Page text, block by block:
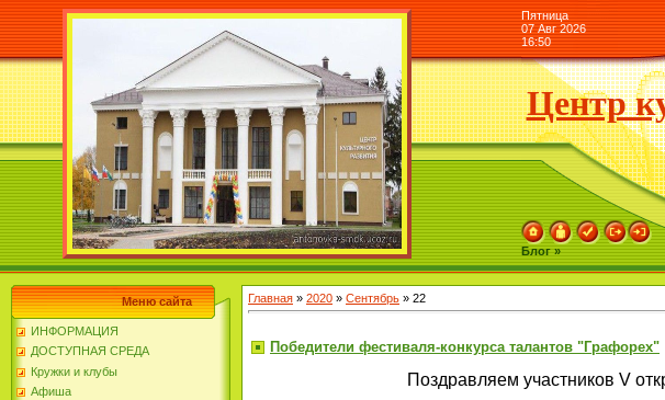
Пятница
07 Авг 2026
16:50
Центр
Блог »
Меню сайта
ИНФОРМАЦИЯ
ДОСТУПНАЯ СРЕДА
Кружки и клубы
Афиша
Главная » 2020 » Сентябрь » 22
Победители фестиваля-конкурса талантов "Графорех"
Поздравляем участников V